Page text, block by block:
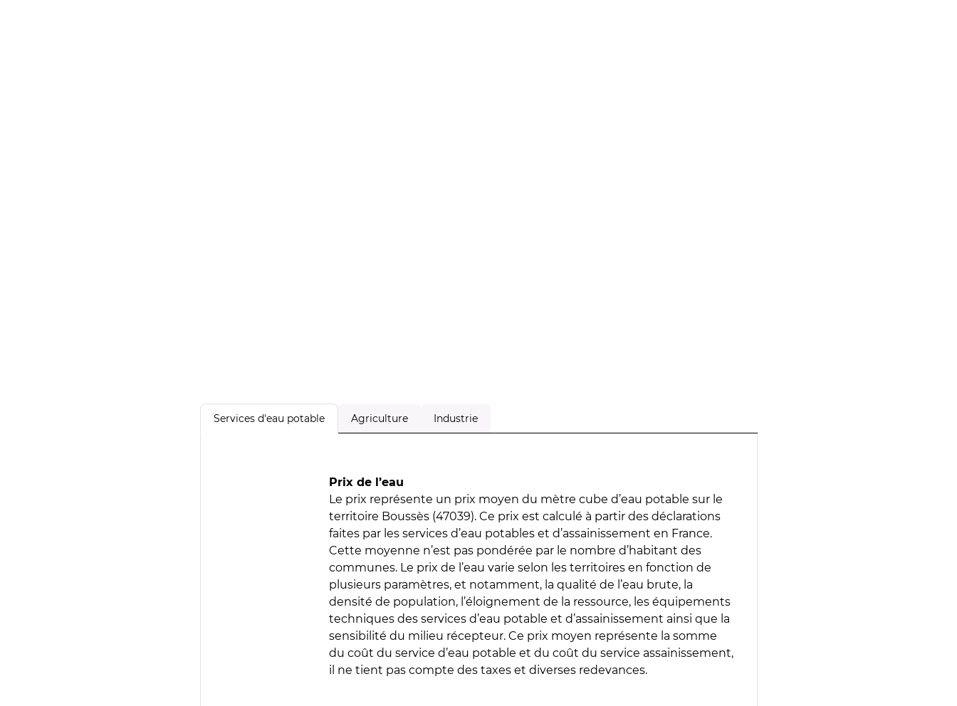
Services d'eau potable Agriculture Industrie
Prix de l’eau
Le prix représente un prix moyen du mètre cube d’eau potable sur le
territoire Boussès (47039). Ce prix est calculé à partir des déclarations
faites par les services d’eau potables et d’assainissement en France.
Cette moyenne n’est pas pondérée par le nombre d’habitant des
communes. Le prix de l’eau varie selon les territoires en fonction de
plusieurs paramètres, et notamment, la qualité de l’eau brute, la
densité de population, l’éloignement de la ressource, les équipements
techniques des services d’eau potable et d’assainissement ainsi que la
sensibilité du milieu récepteur. Ce prix moyen représente la somme
du coût du service d’eau potable et du coût du service assainissement,
il ne tient pas compte des taxes et diverses redevances.